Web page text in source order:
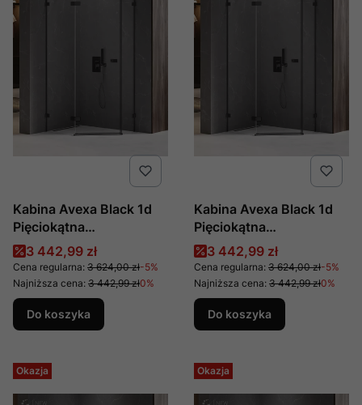
Kabina Avexa Black 1d
Pięciokątna
Asymetryczna L
100x80x200 Czyste
6mm Active Shield 2.0
Drzwi Lewe, Producent:
New Trendy, Numer Kat:
Exk-3881
Cena promocyjna
3 442,99 zł
Cena regularna: 3 624,00 zł-5%
Najniższa cena: 3 442,99 zł0%
Do koszyka
Kabina Avexa Black 1d
Pięciokątna
Asymetryczna L
100x80x200 Czyste
6mm Active Shield 2.0
Drzwi Prawe, Producent:
New Trendy, Numer Kat:
Exk-3880
Cena promocyjna
3 442,99 zł
Cena regularna: 3 624,00 zł-5%
Najniższa cena: 3 442,99 zł0%
Do koszyka
Okazja Okazja